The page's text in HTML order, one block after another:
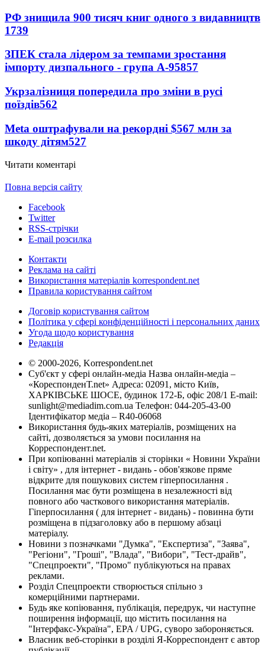
РФ знищила 900 тисяч книг одного з видавництв
1739
ЗПЕК стала лідером за темпами зростання
імпорту дизпального - група А-95857
Укрзалізниця попередила про зміни в русі
поїздів562
Meta оштрафували на рекордні $567 млн за
шкоду дітям527
Читати коментарі
Повна версія сайту
Facebook
Twitter
RSS-стрічки
E-mail розсилка
Контакти
Реклама на сайті
Використання матеріалів korrespondent.net
Правила користування сайтом
Договір користування сайтом
Політика у сфері конфіденційності і персональних даних
Угода щодо користування
Редакція
© 2000-2026, Korrespondent.net
Суб'єкт у сфері онлайн-медіа Назва онлайн-медіа –
«КореспонденТ.net» Адреса: 02091, місто Київ,
ХАРКІВСЬКЕ ШОСЕ, будинок 172-Б, офіс 208/1 E-mail:
sunlight@mediadim.com.ua Телефон: 044-205-43-00
Ідентифікатор медіа – R40-06068
Використання будь-яких матеріалів, розміщених на
сайті, дозволяється за умови посилання на
Корреспондент.net.
При копіюванні матеріалів зі сторінки « Новини України
і світу» , для інтернет - видань - обов'язкове пряме
відкрите для пошукових систем гіперпосилання .
Посилання має бути розміщена в незалежності від
повного або часткового використання матеріалів.
Гіперпосилання ( для інтернет - видань) - повинна бути
розміщена в підзаголовку або в першому абзаці
матеріалу.
Новини з позначками "Думка", "Експертиза", "Заява",
"Регіони", "Гроші", "Влада", "Вибори", "Тест-драйв",
"Спецпроекти", "Промо" публікуються на правах
реклами.
Розділ Спецпроекти створюється спільно з
комерційними партнерами.
Будь яке копіювання, публікація, передрук, чи наступне
поширення інформації, що містить посилання на
"Інтерфакс-Україна", EPA / UPG, суворо забороняється.
Власник веб-сторінки в розділі Я-Корреспондент є автор